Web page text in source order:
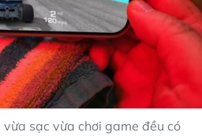
sạc vừa chơi game đều có